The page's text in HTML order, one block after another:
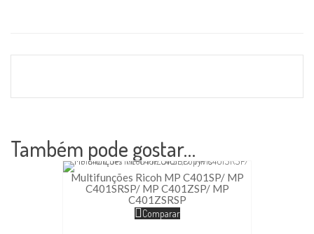
Também pode gostar…
Multifunções Ricoh MP C401SP/ MP
C401SRSP/ MP C401ZSP/ MP
C401ZSRSP
Comparar